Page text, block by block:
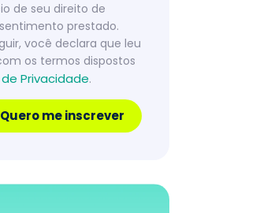
de seu direito de
prestado.
você declara que leu
os termos dispostos
Privacidade.
Quero me inscrever